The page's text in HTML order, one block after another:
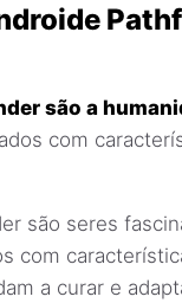
são a
com
são seres
com
a curar e